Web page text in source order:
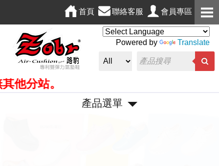
會員專區
聯絡客服
首頁
Powered by Translate
站。
產品選單